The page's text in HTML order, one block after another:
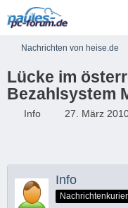
Nachrichten von heise.de
Lücke im
Bezahlsystem
Info 27. März
Info
Nachrichtenkurier